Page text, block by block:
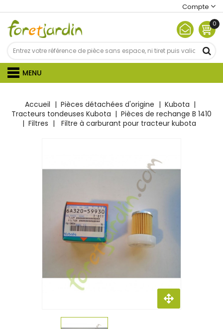
Compte
0
MENU
Accueil Pièces détachées d'origine
Kubota
Tracteurs tondeuses Kubota
Pièces de rechange B 1410
Filtres
Filtre à carburant pour tracteur kubota